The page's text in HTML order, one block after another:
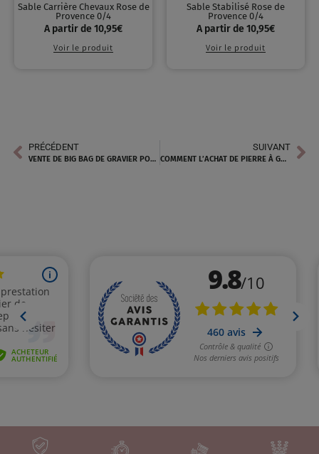
Sable Carrière Chevaux Rose de
Provence 0/4
A partir de 10,95€
Voir le produit
Sable Stabilisé Rose de
Provence 0/4
A partir de 10,95€
Voir le produit
PRÉCÉDENT
VENTE DE BIG BAG DE GRAVIER POUR JARDIN À STRASBOURG
SUIVANT
COMMENT L’ACHAT DE PIERRE À GABION À ROYAN A TRANSFORMÉ UN PROJET D’AMÉNAGEMENT